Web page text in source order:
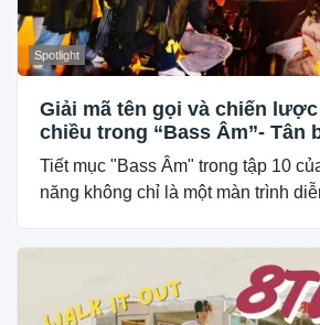
Spotlight
Giải mã tên gọi và chiến
chiều trong “Bass Âm”- Tân
Tiết mục "Bass Âm" trong tập 10
năng không chỉ là một màn trình